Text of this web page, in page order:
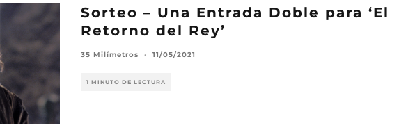
Sorteo – Una Entrada Doble para ‘El
Retorno del Rey’
35 Milímetros · 11/05/2021
1 MINUTO DE LECTURA